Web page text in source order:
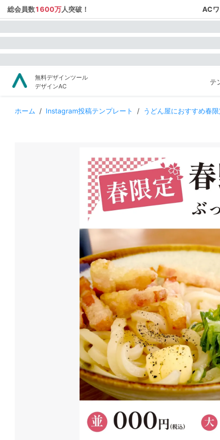
総会員数1600万人突破！ AC
無料デザインツール
デザインAC
テ
ホーム / Instagram投稿テンプレート / うどん屋におすすめ春